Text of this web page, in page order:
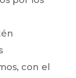
con el